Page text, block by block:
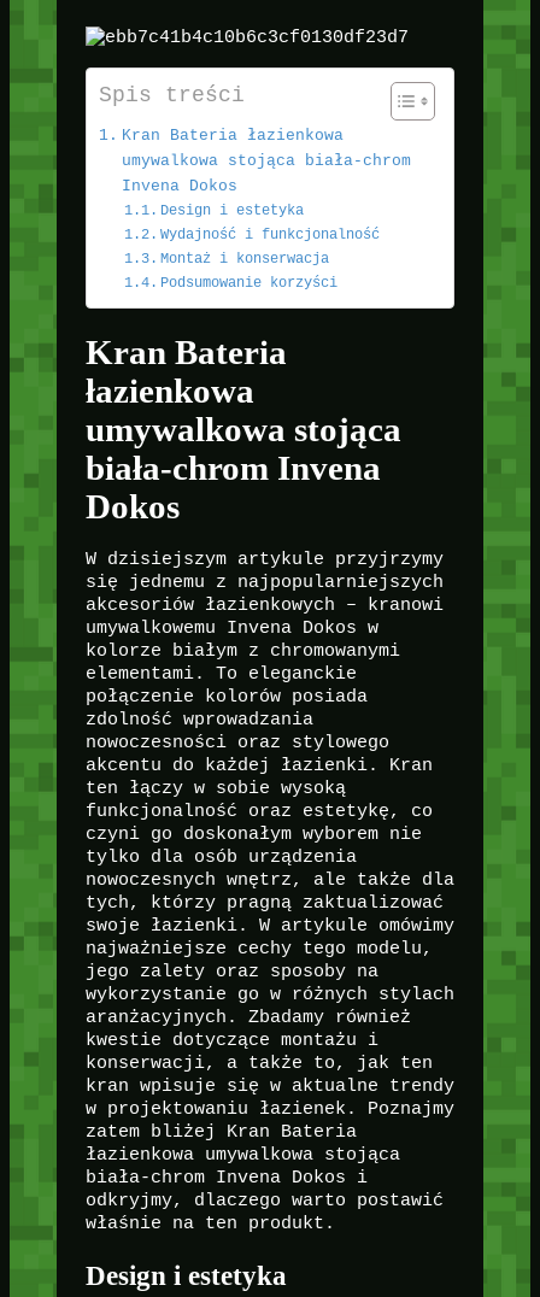
Spis treści
Kran Bateria łazienkowa
umywalkowa stojąca biała-chrom
Invena Dokos
Design i estetyka
Wydajność i funkcjonalność
Montaż i konserwacja
Podsumowanie korzyści
Kran Bateria
łazienkowa
umywalkowa stojąca
biała-chrom Invena
Dokos
W dzisiejszym artykule przyjrzymy
się jednemu z najpopularniejszych
akcesoriów łazienkowych – kranowi
umywalkowemu Invena Dokos w
kolorze białym z chromowanymi
elementami. To eleganckie
połączenie kolorów posiada
zdolność wprowadzania
nowoczesności oraz stylowego
akcentu do każdej łazienki. Kran
ten łączy w sobie wysoką
funkcjonalność oraz estetykę, co
czyni go doskonałym wyborem nie
tylko dla osób urządzenia
nowoczesnych wnętrz, ale także dla
tych, którzy pragną zaktualizować
swoje łazienki. W artykule omówimy
najważniejsze cechy tego modelu,
jego zalety oraz sposoby na
wykorzystanie go w różnych stylach
aranżacyjnych. Zbadamy również
kwestie dotyczące montażu i
konserwacji, a także to, jak ten
kran wpisuje się w aktualne trendy
w projektowaniu łazienek. Poznajmy
zatem bliżej Kran Bateria
łazienkowa umywalkowa stojąca
biała-chrom Invena Dokos i
odkryjmy, dlaczego warto postawić
właśnie na ten produkt.
Design i estetyka